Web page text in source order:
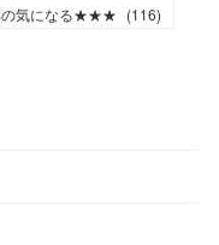
の気になる★★★ (116)